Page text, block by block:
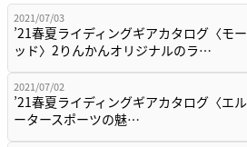
2021/07/03
’21春夏ライディングギアカタログ〈モ
ッド〉2りんかんオリジナルのラ…
2021/07/02
’21春夏ライディングギアカタログ〈エ
ータースポーツの魅…